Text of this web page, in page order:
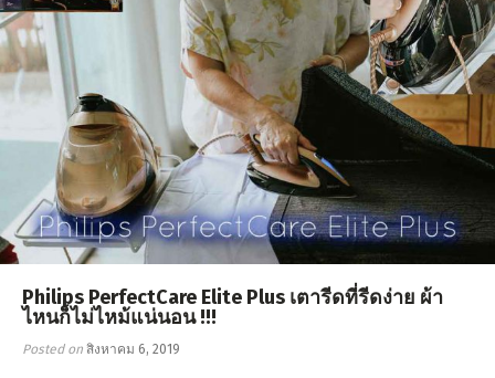
Philips PerfectCare Elite Plus เตารีดที่รีดง่าย ผ้า
ไหนก็ไม่ไหม้แน่นอน !!!
Posted on สิงหาคม 6, 2019